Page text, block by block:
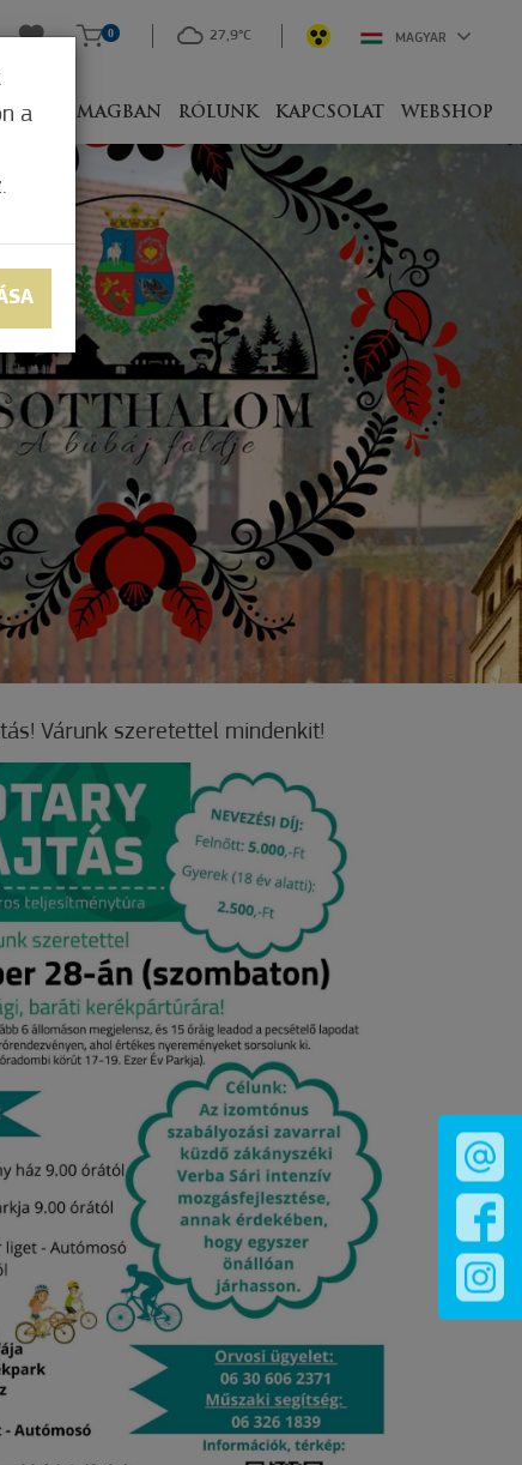
CSOMAGBAN RÓLUNK KAPCSOLAT WEBSHOP
0 27,9°C MAGYAR
Várunk szeretettel mindenkit!
a